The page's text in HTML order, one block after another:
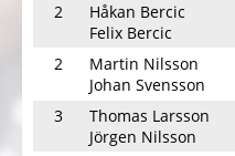
2
Håkan Bercic
Felix Bercic
2
Martin Nilsson
Johan Svensson
3
Thomas Larsson
Jörgen Nilsson